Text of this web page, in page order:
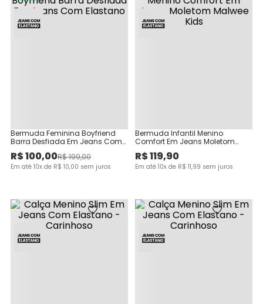
Bermuda Feminina Boyfriend
Barra Desfiada Em Jeans Com
Elastano
R$100,00R$199,00
Em até 10x de R$ 10,00 sem juros
Bermuda Infantil Menino
Comfort Em Jeans Moletom
Malwee Kids
R$119,90
Em até 10x de R$ 11,99 sem juros